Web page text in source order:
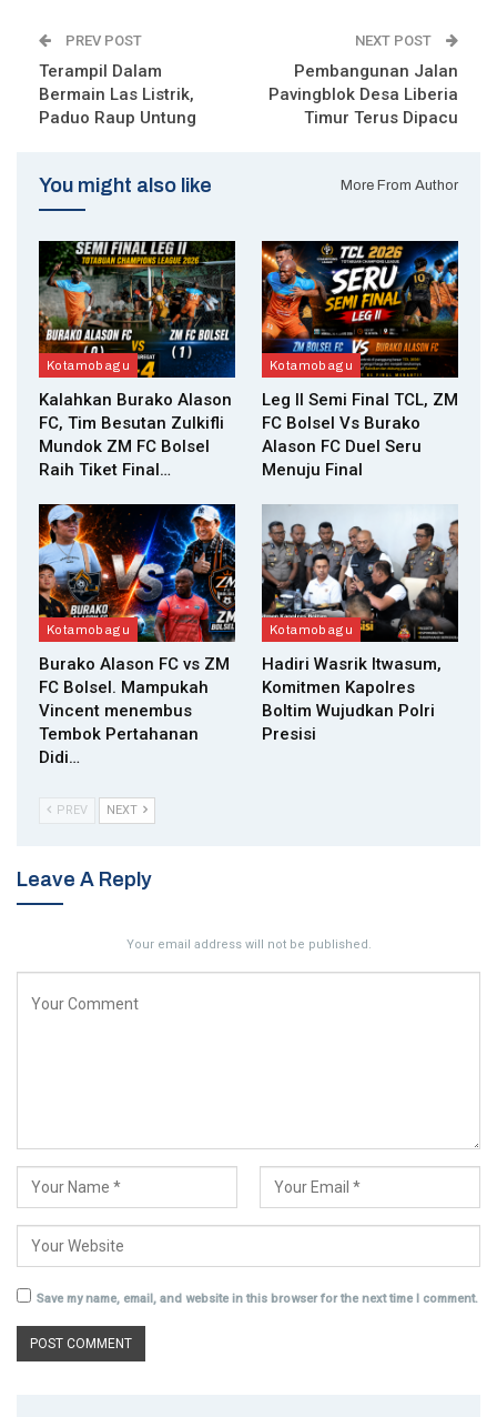
PREV POST
Terampil Dalam
Bermain Las Listrik,
Paduo Raup Untung
NEXT POST
Pembangunan Jalan
Pavingblok Desa Liberia
Timur Terus Dipacu
You might also like More From Author
Kotamobagu
Kalahkan Burako Alason
FC, Tim Besutan Zulkifli
Mundok ZM FC Bolsel
Raih Tiket Final…
Kotamobagu
Leg II Semi Final TCL, ZM
FC Bolsel Vs Burako
Alason FC Duel Seru
Menuju Final
Kotamobagu
Burako Alason FC vs ZM
FC Bolsel. Mampukah
Vincent menembus
Tembok Pertahanan
Didi…
Kotamobagu
Hadiri Wasrik Itwasum,
Komitmen Kapolres
Boltim Wujudkan Polri
Presisi
PREV NEXT
Leave A Reply
Your email address will not be published.
Save my name, email, and website in this browser for the next time I comment.